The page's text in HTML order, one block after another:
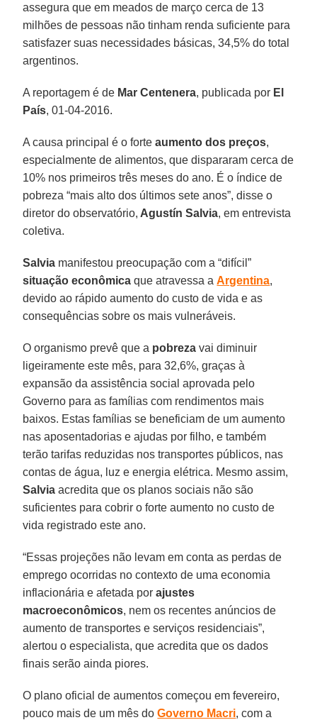
assegura que em meados de março cerca de 13
milhões de pessoas não tinham renda suficiente para
satisfazer suas necessidades básicas, 34,5% do total
argentinos.
A reportagem é de Mar Centenera, publicada por El
País, 01-04-2016.
A causa principal é o forte aumento dos preços,
especialmente de alimentos, que dispararam cerca de
10% nos primeiros três meses do ano. É o índice de
pobreza “mais alto dos últimos sete anos”, disse o
diretor do observatório, Agustín Salvia, em entrevista
coletiva.
Salvia manifestou preocupação com a “difícil”
situação econômica que atravessa aArgentina,
devido ao rápido aumento do custo de vida e as
consequências sobre os mais vulneráveis.
O organismo prevê que a pobreza vai diminuir
ligeiramente este mês, para 32,6%, graças à
expansão da assistência social aprovada pelo
Governo para as famílias com rendimentos mais
baixos. Estas famílias se beneficiam de um aumento
nas aposentadorias e ajudas por filho, e também
terão tarifas reduzidas nos transportes públicos, nas
contas de água, luz e energia elétrica. Mesmo assim,
Salvia acredita que os planos sociais não são
suficientes para cobrir o forte aumento no custo de
vida registrado este ano.
“Essas projeções não levam em conta as perdas de
emprego ocorridas no contexto de uma economia
inflacionária e afetada porajustes
macroeconômicos, nem os recentes anúncios de
aumento de transportes e serviços residenciais”,
alertou o especialista, que acredita que os dados
finais serão ainda piores.
O plano oficial de aumentos começou em fevereiro,
pouco mais de um mês doGoverno Macri, com a